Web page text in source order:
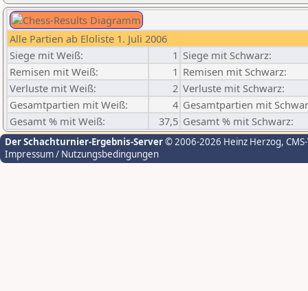
Alle Partien ab Eloliste 1. Juli 2006
Siege mit Weiß:
1 Siege mit Schwarz:
Remisen mit Weiß:
1 Remisen mit Schwarz:
Verluste mit Weiß:
2 Verluste mit Schwarz:
Gesamtpartien mit Weiß:
4 Gesamtpartien mit
Gesamt % mit Weiß:
37,5 Gesamt % mit Schwarz:
Der Schachturnier-Ergebnis-Server© 2006-2026 Heinz Herzog,
Impressum / Nutzungsbedingungen